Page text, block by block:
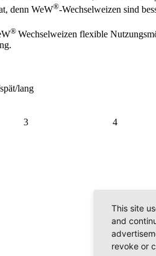
denn WeW®-Wechselweizen sind
® Wechselweizen flexible
lang
3 4
This site
and
revoke or